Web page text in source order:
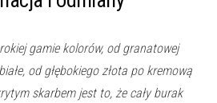
gamie kolorów, od granatowej
od głębokiego złota po kremową
skarbem jest to, że cały burak